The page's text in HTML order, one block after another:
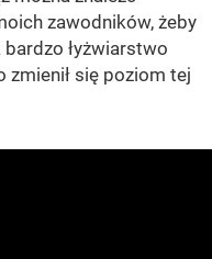
zawodników, żeby
łyżwiarstwo
zmienił się poziom tej